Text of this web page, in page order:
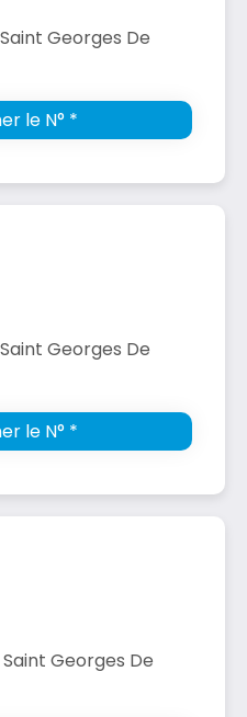
Saint Georges De
le N° *
Saint Georges De
le N° *
Saint Georges De